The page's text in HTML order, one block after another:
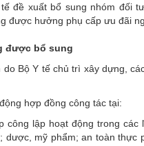
đề xuất bổ sung nhóm đối
được hưởng phụ cấp ưu đãi
được bổ sung
do Bộ Y tếchủ trì xây dựng,
hợp đồng công tác tại:
công lập hoạt động trong
dược, mỹ phẩm; an toàn thực